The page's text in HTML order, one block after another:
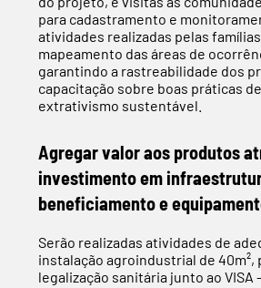
para cadastramento e
atividades realizadas pelas
mapeamento das áreas de
garantindo a rastreabilidade dos
capacitação sobre boas práticas
extrativismo sustentável.
Agregar valor aos produtos
investimento em
beneficiamento e
Serão realizadas atividades de
instalação agroindustrial de 40m²,
legalização sanitária junto ao VISA